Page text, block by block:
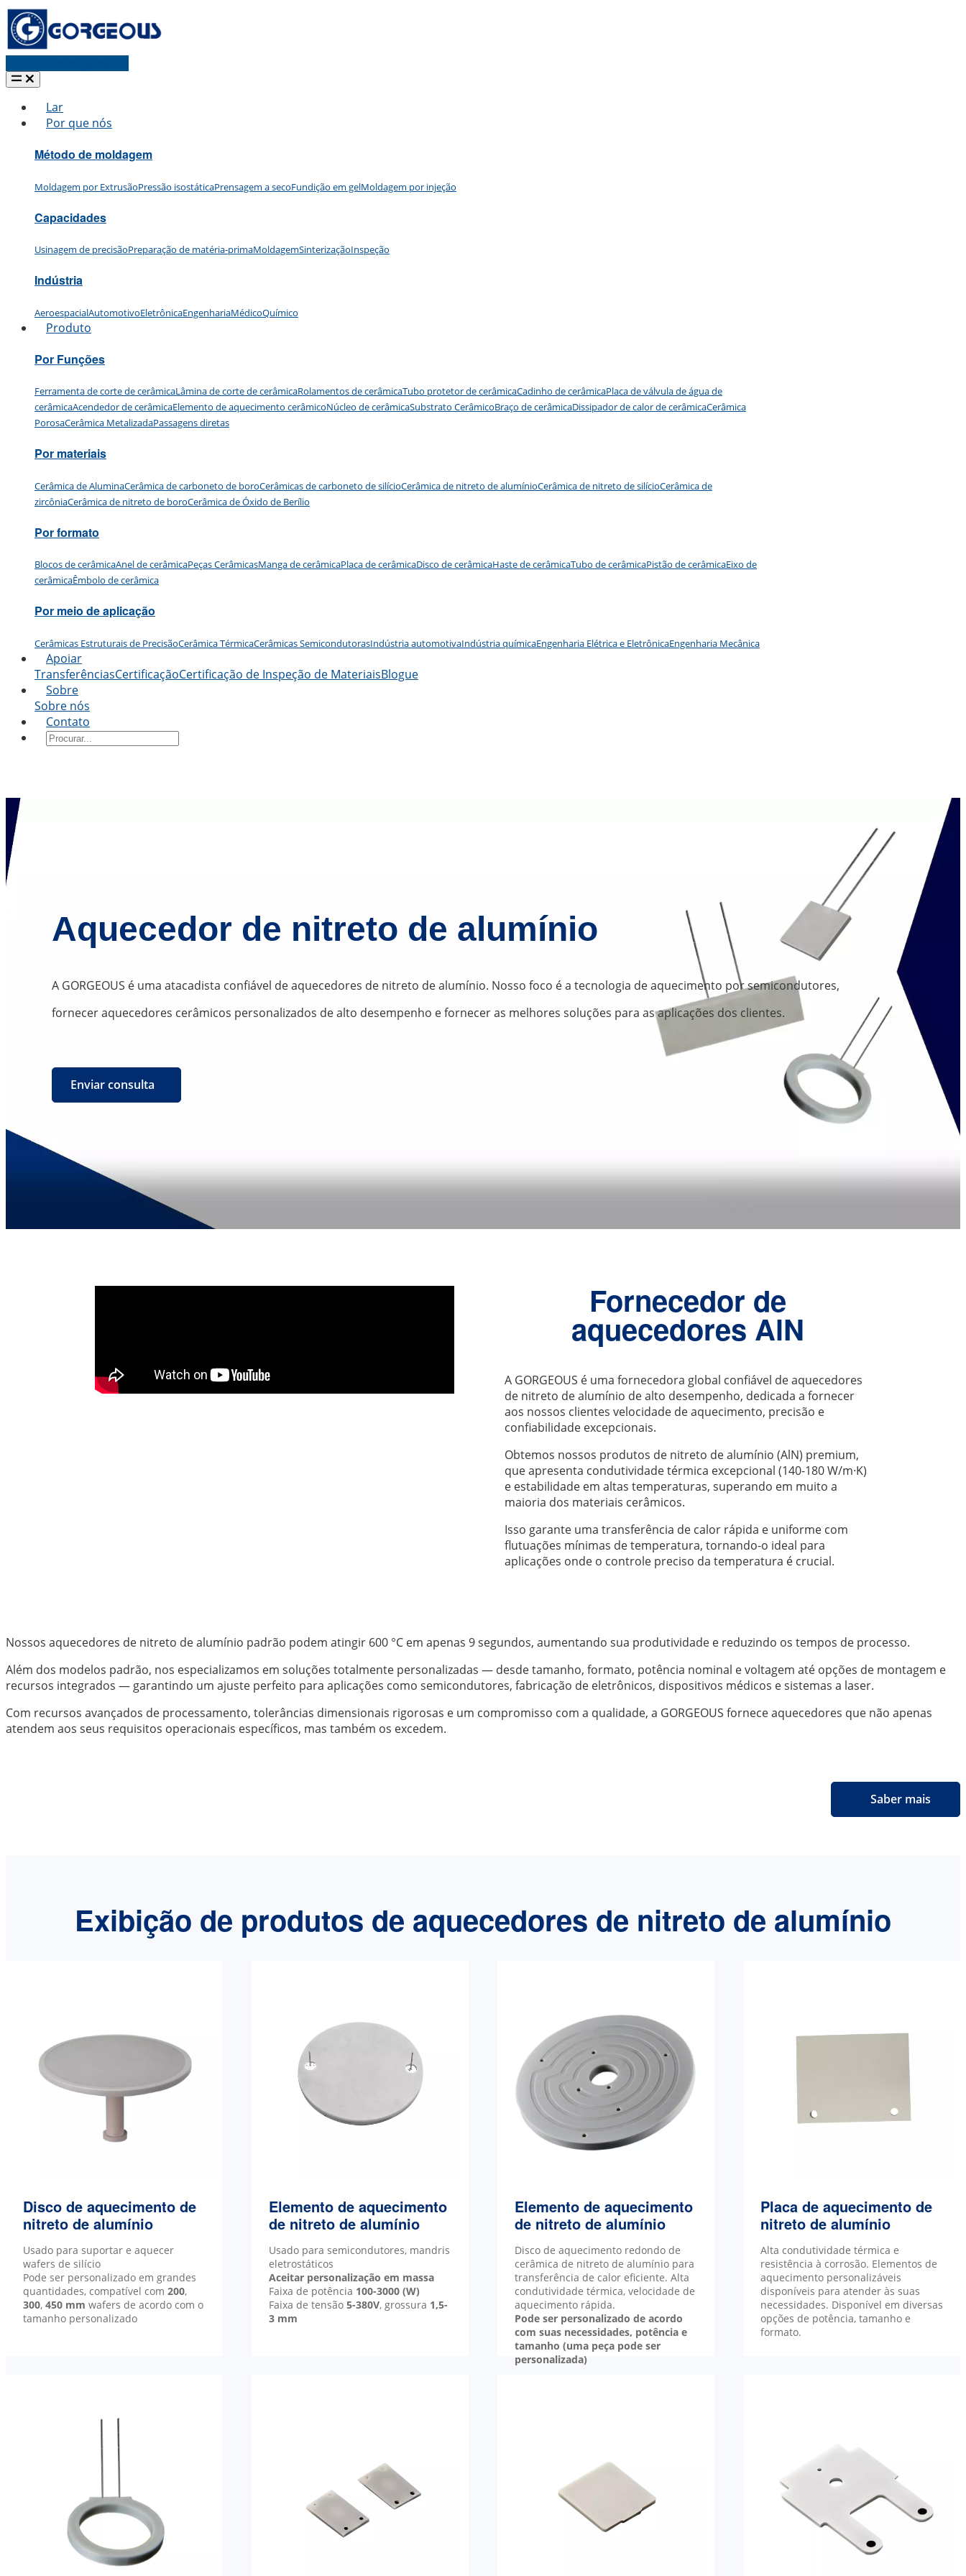
Lar
Por que nós
Método de moldagem
Moldagem por ExtrusãoPressão isostáticaPrensagem a secoFundição em gelMoldagem por injeção
Capacidades
Usinagem de precisãoPreparação de matéria-primaMoldagemSinterizaçãoInspeção
Indústria
AeroespacialAutomotivoEletrônicaEngenhariaMédicoQuímico
Produto
Por Funções
Ferramenta de corte de cerâmicaLâmina de corte de cerâmicaRolamentos de cerâmicaTubo protetor de cerâmicaCadinho de cerâmicaPlaca de válvula de água de
cerâmicaAcendedor de cerâmicaElemento de aquecimento cerâmicoNúcleo de cerâmicaSubstrato CerâmicoBraço de cerâmicaDissipador de calor de cerâmicaCerâmica
PorosaCerâmica MetalizadaPassagens diretas
Por materiais
Cerâmica de AluminaCerâmica de carboneto de boroCerâmicas de carboneto de silícioCerâmica de nitreto de alumínioCerâmica de nitreto de silícioCerâmica de
zircôniaCerâmica de nitreto de boroCerâmica de Óxido de Berílio
Por formato
Blocos de cerâmicaAnel de cerâmicaPeças CerâmicasManga de cerâmicaPlaca de cerâmicaDisco de cerâmicaHaste de cerâmicaTubo de cerâmicaPistão de cerâmicaEixo de
cerâmicaÊmbolo de cerâmica
Por meio de aplicação
Cerâmicas Estruturais de PrecisãoCerâmica TérmicaCerâmicas SemicondutorasIndústria automotivaIndústria químicaEngenharia Elétrica e EletrônicaEngenharia Mecânica
Apoiar
TransferênciasCertificaçãoCertificação de Inspeção de MateriaisBlogue
Sobre
Sobre nós
Contato
Aquecedor de nitreto de alumínio
A GORGEOUS é uma atacadista confiável de aquecedores de nitreto de alumínio. Nosso foco é a tecnologia de aquecimento por semicondutores,
fornecer aquecedores cerâmicos personalizados de alto desempenho e fornecer as melhores soluções para as aplicações dos clientes.
Enviar consulta
Fornecedor de
aquecedores AlN
A GORGEOUS é uma fornecedora global confiável de aquecedores
de nitreto de alumínio de alto desempenho, dedicada a fornecer
aos nossos clientes velocidade de aquecimento, precisão e
confiabilidade excepcionais.
Obtemos nossos produtos de nitreto de alumínio (AlN) premium,
que apresenta condutividade térmica excepcional (140-180 W/m·K)
e estabilidade em altas temperaturas, superando em muito a
maioria dos materiais cerâmicos.
Isso garante uma transferência de calor rápida e uniforme com
flutuações mínimas de temperatura, tornando-o ideal para
aplicações onde o controle preciso da temperatura é crucial.
Nossos aquecedores de nitreto de alumínio padrão podem atingir 600 °C em apenas 9 segundos, aumentando sua produtividade e reduzindo os tempos de processo.
Além dos modelos padrão, nos especializamos em soluções totalmente personalizadas — desde tamanho, formato, potência nominal e voltagem até opções de montagem e
recursos integrados — garantindo um ajuste perfeito para aplicações como semicondutores, fabricação de eletrônicos, dispositivos médicos e sistemas a laser.
Com recursos avançados de processamento, tolerâncias dimensionais rigorosas e um compromisso com a qualidade, a GORGEOUS fornece aquecedores que não apenas
atendem aos seus requisitos operacionais específicos, mas também os excedem.
Saber mais
Exibição de produtos de aquecedores de nitreto de alumínio
Disco de aquecimento de
nitreto de alumínio
Usado para suportar e aquecer
wafers de silício
Pode ser personalizado em grandes
quantidades, compatível com200,
300,450 mm wafers de acordo com o
tamanho personalizado
Elemento de aquecimento
de nitreto de alumínio
Usado para semicondutores, mandris
eletrostáticos
Aceitar personalização em massa
Faixa de potência 100-3000 (W)
Faixa de tensão 5-380V, grossura 1,5-
3 mm
Elemento de aquecimento
de nitreto de alumínio
Disco de aquecimento redondo de
cerâmica de nitreto de alumínio para
transferência de calor eficiente. Alta
condutividade térmica, velocidade de
aquecimento rápida.
Pode ser personalizado de acordo
com suas necessidades, potência e
tamanho (uma peça pode ser
personalizada)
Placa de aquecimento de
nitreto de alumínio
Alta condutividade térmica e
resistência à corrosão. Elementos de
aquecimento personalizáveis
disponíveis para atender às suas
necessidades. Disponível em diversas
opções de potência, tamanho e
formato.